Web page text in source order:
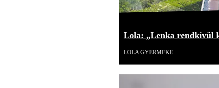
Lola: „Lenka rendkívül
LOLA GYERMEKE